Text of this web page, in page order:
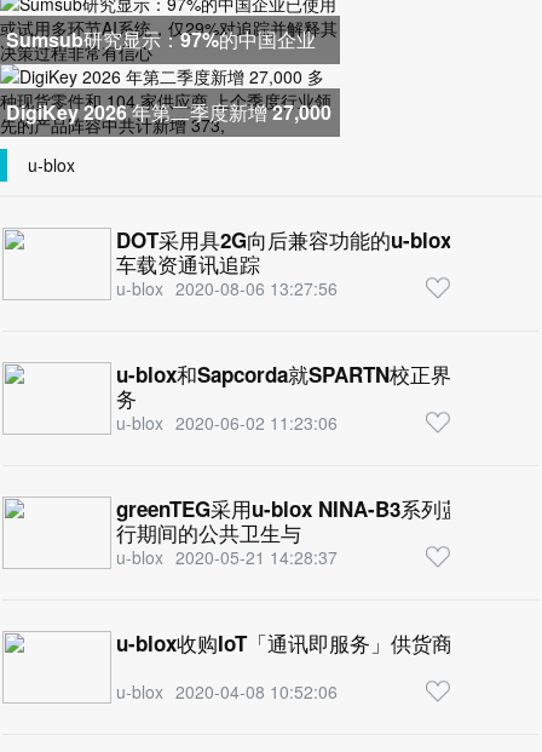
间、功能与耳机模拟
Sumsub研究显示：97%的中国企业
已使用或试用多环节AI系统，仅2
DigiKey 2026 年第二季度新增 27,000
多种现货零件和 104 家供应商
u-blox
DOT采用具2G向后兼容功能的u-blox LTE Cat
车载资通讯追踪
u-blox 2020-08-06 13:27:56
u-blox和Sapcorda就SPARTN校正界面展开合
务
u-blox 2020-06-02 11:23:06
greenTEG采用u-blox NINA-B3系列蓝牙5低
行期间的公共卫生与
u-blox 2020-05-21 14:28:37
u-blox收购IoT「通讯即服务」供货商
u-blox 2020-04-08 10:52:06